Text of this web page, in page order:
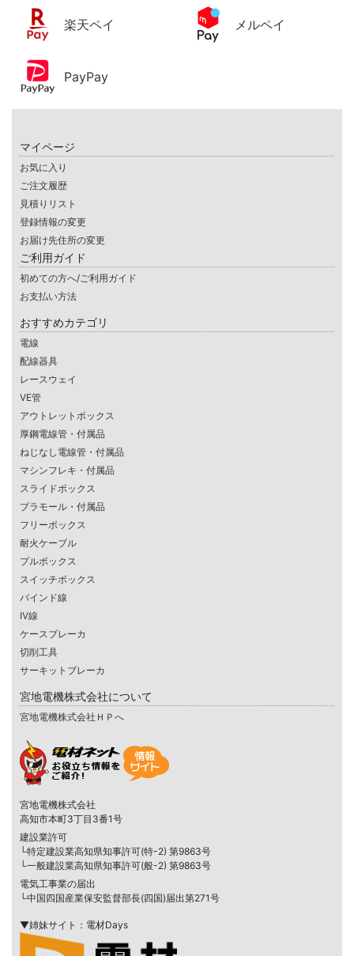
楽天ペイ メルペイ
PayPay
マイページ
お気に入り
ご注文履歴
見積りリスト
登録情報の変更
お届け先住所の変更
ご利用ガイド
初めての方へ/ご利用ガイド
お支払い方法
おすすめカテゴリ
電線
配線器具
レースウェイ
VE管
アウトレットボックス
厚鋼電線管・付属品
ねじなし電線管・付属品
マシンフレキ・付属品
スライドボックス
プラモール・付属品
フリーボックス
耐火ケーブル
プルボックス
スイッチボックス
バインド線
IV線
ケースブレーカ
切削工具
サーキットブレーカ
宮地電機株式会社について
宮地電機株式会社ＨＰへ
宮地電機株式会社
高知市本町3丁目3番1号
建設業許可
└特定建設業高知県知事許可(特-2) 第9863号
└一般建設業高知県知事許可(般-2) 第9863号
電気工事業の届出
└中国四国産業保安監督部長(四国)届出第271号
▼姉妹サイト：電材Days